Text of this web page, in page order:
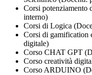
Corsi potenziamento
interno)
Corsi di Logica
Corsi di gamification
digitale)
Corso CHAT GPT
Corso creatività
Corso ARDUINO